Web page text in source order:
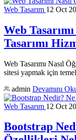
Web Tasarım 12 Oct
Web
Tasarımı
Web Tasarımı Nasıl
sitesi yapmak için
admin Devamını
Web Tasarım 12 Oct
Bootstrap